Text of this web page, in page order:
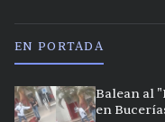
EN PORTADA
Balean al
en